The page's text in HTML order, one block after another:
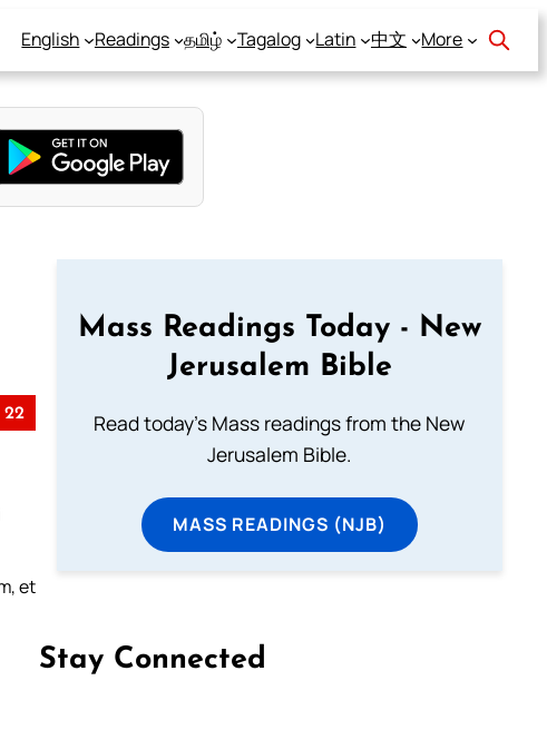
English Readings தமிழ் Tagalog Latin 中文 More
22
et
Mass Readings Today - New
Jerusalem Bible
Read today's Mass readings from the New
Jerusalem Bible.
MASS READINGS (NJB)
Stay Connected